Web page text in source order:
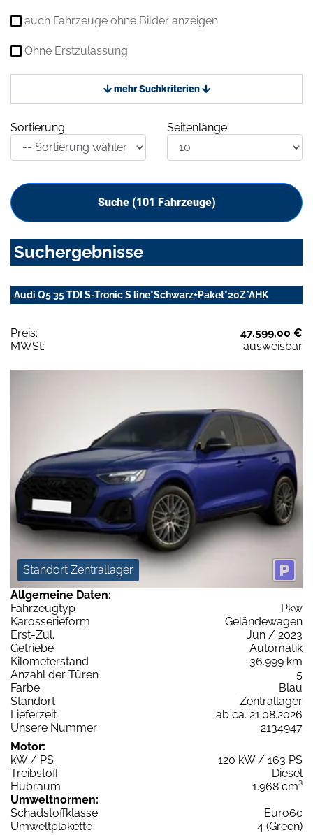
auch Fahrzeuge ohne Bilder anzeigen
Ohne Erstzulassung
mehr Suchkriterien
Sortierung Seitenlänge
Suche (101 Fahrzeuge)
Suchergebnisse
Audi Q5 35 TDI S-Tronic S line*Schwarz+Paket*20Z*AHK
Preis:
47.599,00 €
MWSt:
ausweisbar
Standort Zentrallager
Allgemeine Daten:
Fahrzeugtyp
Pkw
Karosserieform
Geländewagen
Erst-Zul.
Jun / 2023
Getriebe
Automatik
Kilometerstand
36.999 km
Anzahl der Türen
5
Farbe
Blau
Standort
Zentrallager
Lieferzeit
ab ca. 21.08.2026
Unsere Nummer
2134947
Motor:
kW / PS
120 kW / 163 PS
Treibstoff
Diesel
Hubraum
1.968 cm³
Umweltnormen:
Schadstoffklasse
Euro6c
Umweltplakette
4 (Green)